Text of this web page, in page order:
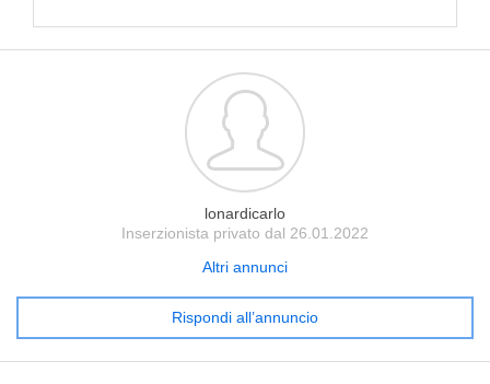
lonardicarlo
Inserzionista privato dal 26.01.2022
Altri annunci
Rispondi all’annuncio